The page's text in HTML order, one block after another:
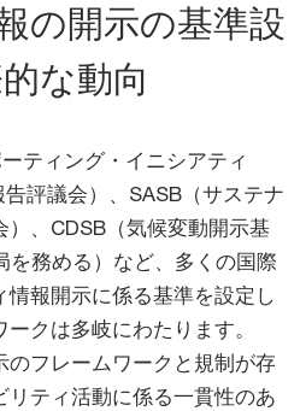
の開示の基準設
な動向
ティング・イニシアティ
評議会）、SASB（サステナ
）、CDSB（気候変動開示基
を務める）など、多くの国際
情報開示に係る基準を設定し
クは多岐にわたります。
のフレームワークと規制が存
ティ活動に係る一貫性のあ